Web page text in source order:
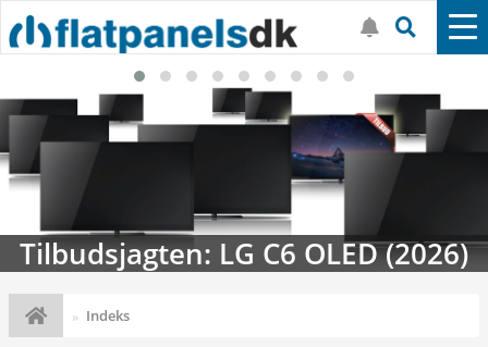
Tilbudsjagten: LG C6 OLED (2026)
Indeks